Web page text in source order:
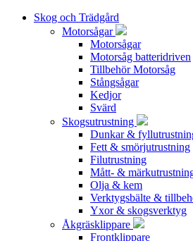
Skog och Trädgård
Motorsågar
Motorsågar
Motorsåg batteridriven
Tillbehör Motorsåg
Stångsågar
Kedjor
Svärd
Skogsutrustning
Dunkar &
Fett & smörjutrustning
Filutrustning
Mått- &
Olja & kem
Verktygsbälte &
Yxor & skogsverktyg
Åkgräsklippare
Frontklippare